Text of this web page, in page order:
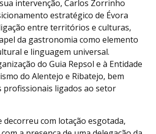
intervenção, Carlos Zorrinho
estratégico de Évora
entre territórios e culturas,
da gastronomia como elemento
e linguagem universal.
do Guia Repsol e à Entidade
do Alentejo e Ribatejo, bem
profissionais ligados ao setor
decorreu com lotação esgotada,